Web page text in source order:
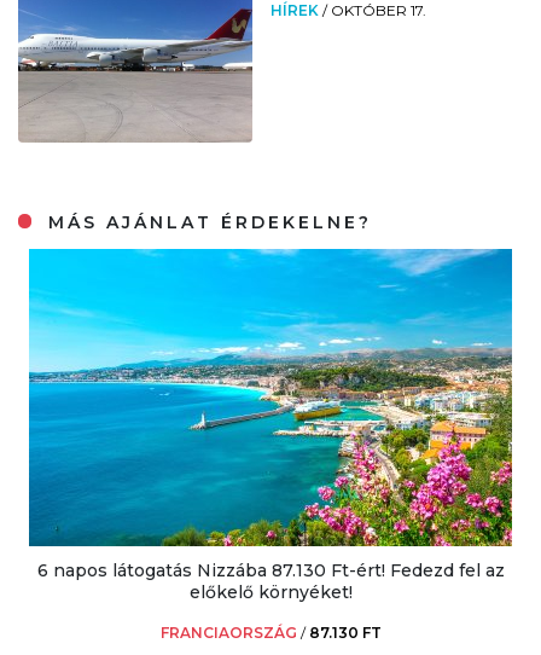
HÍREK / OKTÓBER 17.
MÁS AJÁNLAT ÉRDEKELNE?
6 napos látogatás Nizzába 87.130 Ft-ért! Fedezd fel az
előkelő környéket!
FRANCIAORSZÁG / 87.130 FT